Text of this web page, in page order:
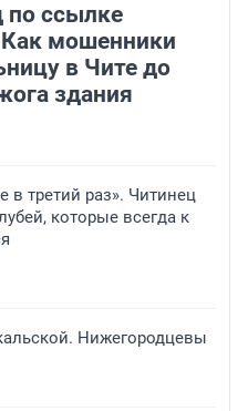
по ссылке
мошенники
в Чите до
здания
в третий раз». Читинец
которые всегда к
Нижегородцевы